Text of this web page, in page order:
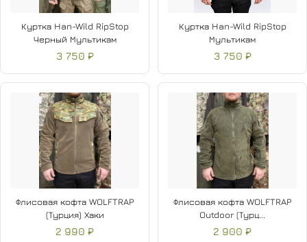
Куртка Han-Wild RipStop
Черный Мультикам
3 750 ₽
Куртка Han-Wild RipStop
Мультикам
3 750 ₽
Флисовая кофта WOLFTRAP
(Турция) Хаки
2 990 ₽
Флисовая кофта WOLFTRAP
Outdoor (Турц...
2 900 ₽